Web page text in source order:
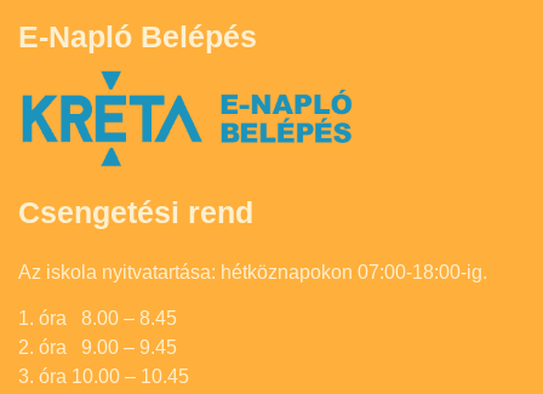
E-Napló Belépés
Csengetési rend
Az iskola nyitvatartása: hétköznapokon 07:00-18:00-ig.
1. óra 8.00 – 8.45
2. óra 9.00 – 9.45
3. óra 10.00 – 10.45